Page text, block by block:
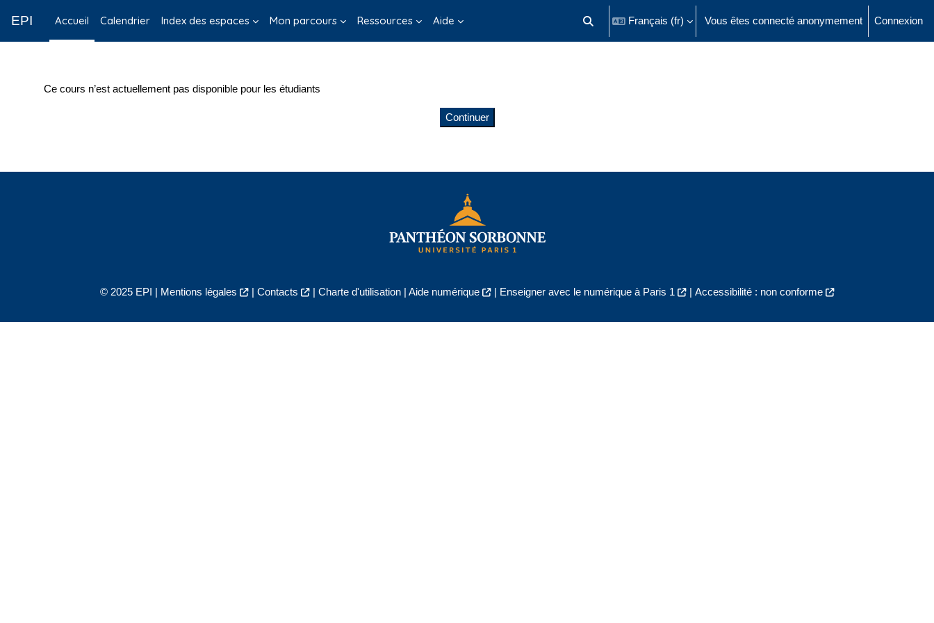
EPI Accueil Calendrier Index des espaces Mon parcours Ressources Aide Activer/désactiver la saisie de recherche
Français ‎(fr)‎ Vous êtes connecté anonymement Connexion
Ce cours n’est actuellement pas disponible pour les étudiants
Continuer
© 2025 EPI | Mentions légales | Contacts | Charte d'utilisation| Aide numérique | Enseigner avec le numérique à Paris 1 | Accessibilité : non conforme